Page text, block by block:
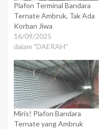
Plafon Terminal Bandara
Ternate Ambruk, Tak Ada
Korban Jiwa
16/09/2025
dalam "DAERAH"
Miris! Plafon Bandara
Ternate yang Ambruk